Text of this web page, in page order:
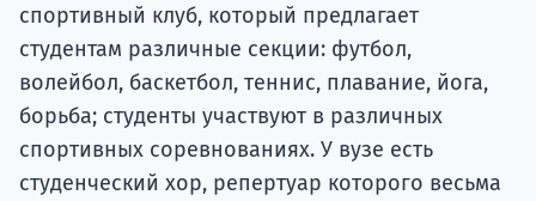
спортивный клуб, который предлагает
студентам различные секции: футбол,
волейбол, баскетбол, теннис, плавание, йога,
борьба; студенты участвуют в различных
спортивных соревнованиях. У вузе есть
студенческий хор, репертуар которого весьма